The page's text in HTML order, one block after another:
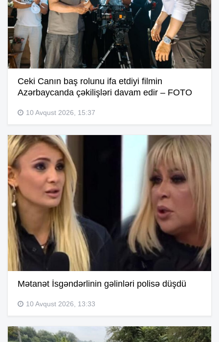
Ceki Canın baş rolunu ifa etdiyi filmin
Azərbaycanda çəkilişləri davam edir – FOTO
10 Avqust 2026, 15:37
Mətanət İsgəndərlinin gəlinləri polisə düşdü
10 Avqust 2026, 13:33